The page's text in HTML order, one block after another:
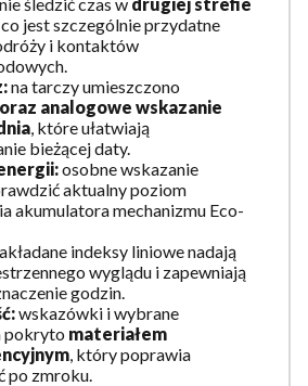
, co jest szczególnie przydatne
i kontaktów
na tarczy umieszczono
analogowe wskazanie
, które ułatwiają
bieżącej daty.
osobne wskazanie
aktualny poziom
akumulatora mechanizmu Eco-
indeksy liniowe nadają
wyglądu i zapewniają
godzin.
wskazówki i wybrane
pokryto materiałem
, który poprawia
po zmroku.